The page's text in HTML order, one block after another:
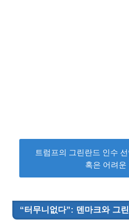
트럼프의 그린란드 인수
혹은 어려운
“터무니없다”: 덴마크와 그